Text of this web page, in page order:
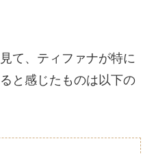
て、ティファナが特に
と感じたものは以下の